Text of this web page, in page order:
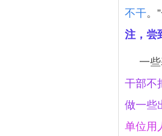
不干。
注，尝
一
干部不
做一些
单位用